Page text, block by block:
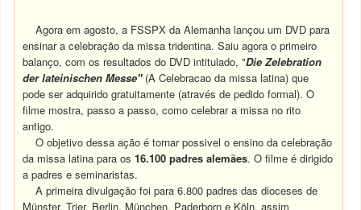
Agora em agosto, a FSSPX da Alemanha lançou um DVD para
ensinar a celebração da missa tridentina. Saiu agora o primeiro
balanço, com os resultados do DVD intitulado, "Die Zelebration
der lateinischen Messe"(A Celebracao da missa latina) que
pode ser adquirido gratuitamente (através de pedido formal). O
filme mostra, passo a passo, como celebrar a missa no rito
antigo.
O objetivo dessa ação é tornar possivel o ensino da celebração
da missa latina para os16.100 padres alemães. O filme é dirigido
a padres e seminaristas.
A primeira divulgação foi para 6.800 padres das dioceses de
Münster, Trier, Berlin, München, Paderborn e Köln, assim